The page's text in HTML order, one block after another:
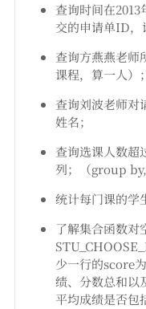
查询时间在2013
交的申请单ID
查询方燕燕老师
课程，算一人）
查询刘波老师对
姓名；
查询选课人数超
列；（group
统计每门课的学
了解集合函数对
少一行的score
绩、分数总和以
平均成绩是否包